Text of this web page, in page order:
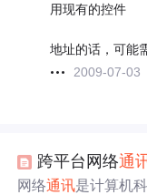
用现有的控件
地址的话，可能
2009-07-03
跨平台网络通
网络通讯是计算机